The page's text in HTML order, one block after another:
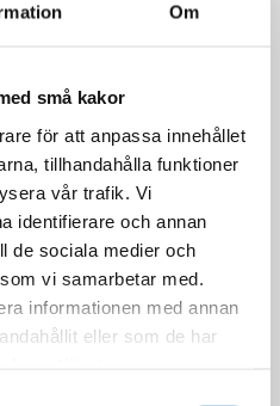
Om
små kakor
för att anpassa innehållet
tillhandahålla funktioner
vår trafik. Vi
identifierare och annan
de sociala medier och
vi samarbetar med.
informationen med annan
eller som de har